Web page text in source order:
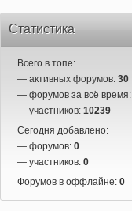
Статистика
Всего в топе:
— активных форумов: 30
— форумов за всё время:
— участников: 10239
Сегодня добавлено:
— форумов: 0
— участников: 0
Форумов в оффлайне: 0